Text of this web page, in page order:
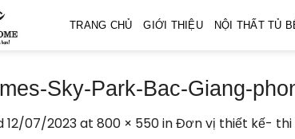
TRANG CHỦ GIỚI THIỆU NỘI THẤT TỦ
Sky-Park-Bac-Giang-
12/07/2023at 800 × 550inĐơn vị thiết kế- thi